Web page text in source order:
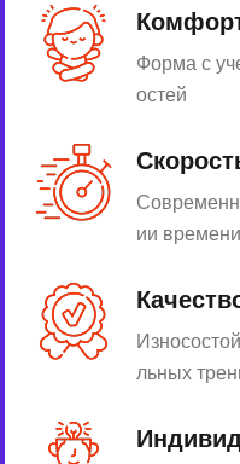
Форма с
остей
ии
льных